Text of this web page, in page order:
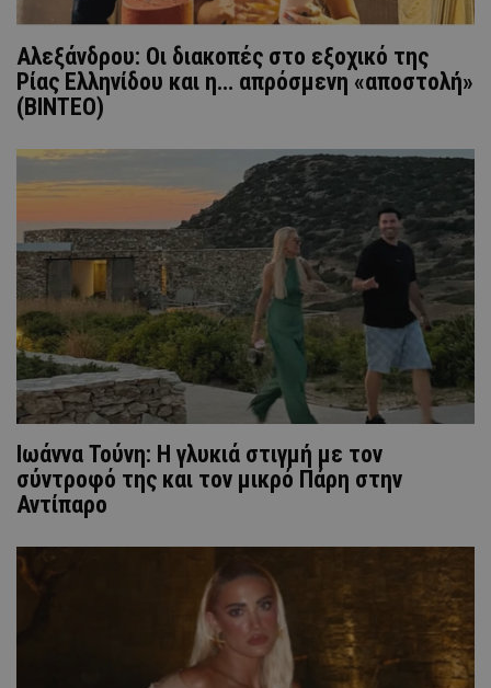
Αλεξάνδρου: Οι διακοπές στο εξοχικό της
Ρίας Ελληνίδου και η… απρόσμενη «αποστολή»
(ΒINTEO)
Ιωάννα Τούνη: H γλυκιά στιγμή με τον
σύντροφό της και τον μικρό Πάρη στην
Αντίπαρο